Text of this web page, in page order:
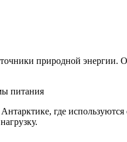
природной энергии.
где